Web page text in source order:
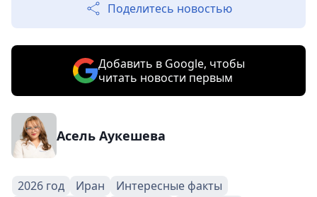
Поделитесь новостью
Добавить в Google, чтобы
читать новости первым
Асель Аукешева
2026 год Иран
Интересные факты